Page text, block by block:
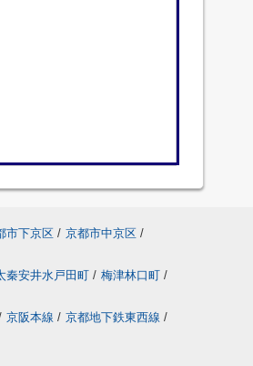
市下京区 / 京都市中京区 /
秦安井水戸田町 / 梅津林口町 /
京阪本線 / 京都地下鉄東西線 /